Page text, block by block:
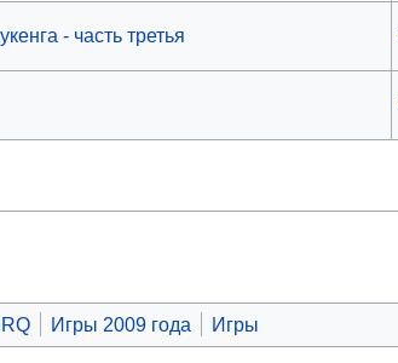
- часть третья
Игры 2009 года Игры